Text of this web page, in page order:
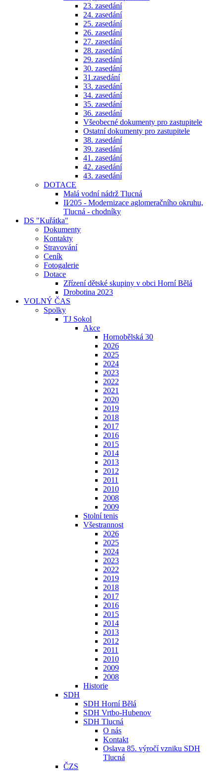
23. zasedání
24. zasedání
25. zasedání
26. zasedání
27. zasedání
28. zasedání
29. zasedání
30. zasedání
31.zasedání
33. zasedání
34. zasedání
35. zasedání
36. zasedání
Všeobecné dokumenty pro zastupitele
Ostatní dokumenty pro zastupitele
38. zasedání
39. zasedání
41. zasedání
42. zasedání
43. zasedání
DOTACE
Malá vodní nádrž Tlucná
II⁄205 - Modernizace aglomeračního okruhu,
Tlucná - chodníky
DS "Kuřátka"
Dokumenty
Kontakty
Stravování
Ceník
Fotogalerie
Dotace
Zřízení dětské skupiny v obci Horní Bělá
Drobotina 2023
VOLNÝ ČAS
Spolky
TJ Sokol
Akce
Hornobělská 30
2026
2025
2024
2023
2022
2021
2020
2019
2018
2017
2016
2015
2014
2013
2012
2011
2010
2008
2009
Stolní tenis
Všestrannost
2026
2025
2024
2023
2022
2019
2018
2017
2016
2015
2014
2013
2012
2011
2010
2009
2008
Historie
SDH
SDH Horní Bělá
SDH Vrtbo-Hubenov
SDH Tlucná
O nás
Kontakt
Oslava 85. výročí vzniku SDH
Tlucná
ČZS